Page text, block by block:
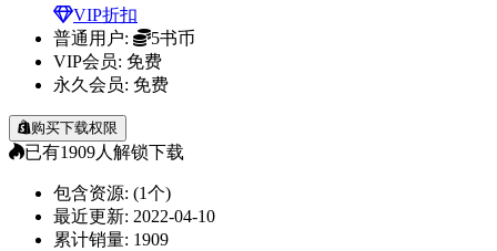
VIP折扣
普通用户:
5书币
VIP会员: 免费
永久会员: 免费
购买下载权限
已有1909人解锁下载
包含资源: (1个)
最近更新: 2022-04-10
累计销量: 1909